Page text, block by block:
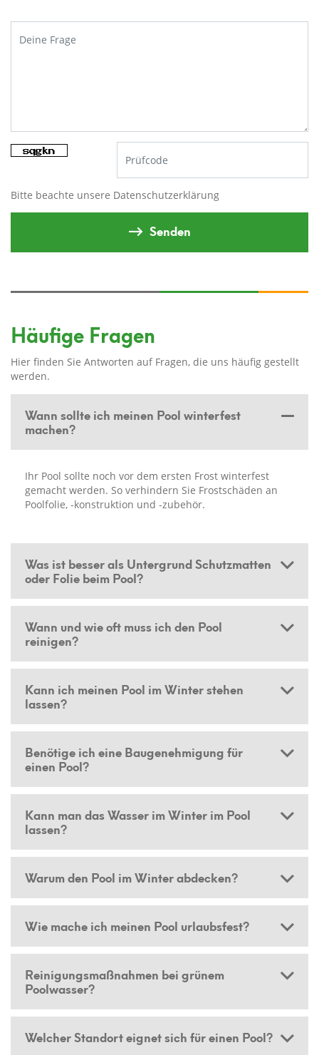
Bitte beachte unsere Datenschutzerklärung
Senden
Häufige Fragen
Hier finden Sie Antworten auf Fragen, die uns häufig gestellt
werden.
Wann sollte ich meinen Pool winterfest
machen?
Ihr Pool sollte noch vor dem ersten Frost winterfest
gemacht werden. So verhindern Sie Frostschäden an
Poolfolie, -konstruktion und -zubehör.
Was ist besser als Untergrund Schutzmatten
oder Folie beim Pool?
Wann und wie oft muss ich den Pool
reinigen?
Kann ich meinen Pool im Winter stehen
lassen?
Benötige ich eine Baugenehmigung für
einen Pool?
Kann man das Wasser im Winter im Pool
lassen?
Warum den Pool im Winter abdecken?
Wie mache ich meinen Pool urlaubsfest?
Reinigungsmaßnahmen bei grünem
Poolwasser?
Welcher Standort eignet sich für einen Pool?